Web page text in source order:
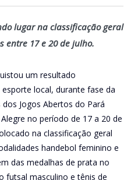
lugar na classificação geral
entre 17 e 20 de julho.
um resultado
local, durante fase da
Jogos Abertos do Pará
no período de 17 a 20 de
na classificação geral
handebol feminino e
das medalhas de prata no
futsal masculino e tênis de